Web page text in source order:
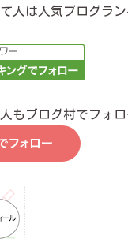
人は人気ブログラ
もブログ村でフォロ